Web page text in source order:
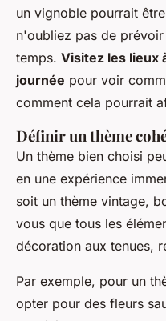
un vignoble pourrait
n'oubliez pas de
temps. Visitez les lieux
journée pour voir
comment cela pourrait
Définir un thème
Un thème bien choisi
en une expérience
soit un thème vintage,
vous que tous les
décoration aux tenues,
Par exemple, pour un
opter pour des fleurs